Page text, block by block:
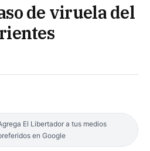
de viruela del
El Libertador a tus medios
en Google